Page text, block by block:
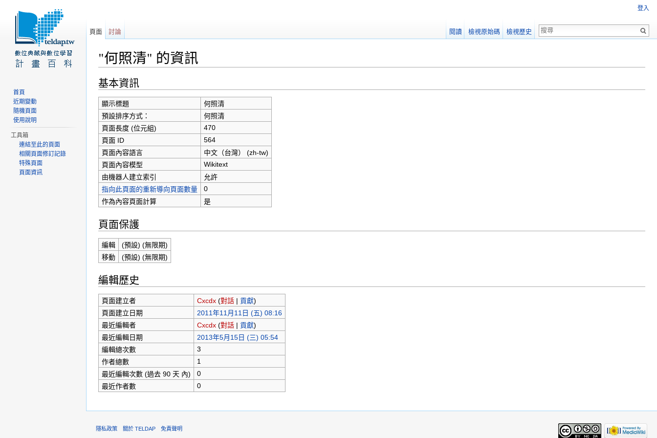
"何照清" 的資訊
基本資訊
顯示標題
何照清
預設排序方式：
何照清
頁面長度 (位元組)
470
頁面 ID
564
頁面內容語言
中文（台灣）‎ (zh-tw)
頁面內容模型
Wikitext
由機器人建立索引
允許
指向此頁面的重新導向頁面數量
0
作為內容頁面計算
是
頁面保護
編輯
(預設) (無限期)
移動
(預設) (無限期)
編輯歷史
頁面建立者 Cxcdx(對話| 貢獻)
頁面建立日期
2011年11月11日 (五) 08:16
最近編輯者
Cxcdx(對話| 貢獻)
最近編輯日期
2013年5月15日 (三) 05:54
編輯總次數
3
作者總數
1
最近編輯次數 (過去 90 天 內)
0
最近作者數
0
登入
頁面 討論 閱讀 檢視原始碼 檢視歷史
首頁
近期變動
隨機頁面
使用說明
工具箱
連結至此的頁面
相關頁面修訂記錄
特殊頁面
頁面資訊
隱私政策 關於 TELDAP 免責聲明